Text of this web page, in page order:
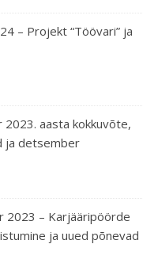
– Projekt “Töövari” ja
2023. aasta kokkuvõte,
ja detsember
– Karjääripöörde
ja uued põnevad